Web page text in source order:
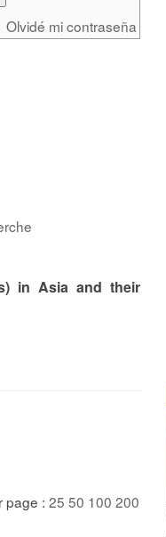
in Asia and their
page : 25 50 100 200
Olvidé mi contraseña